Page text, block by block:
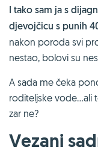
I tako sam ja s
djevojčicu s punih
nakon poroda svi
nestao, bolovi su
A sada me čeka
roditeljske vode…ali
zar ne?
Vezani